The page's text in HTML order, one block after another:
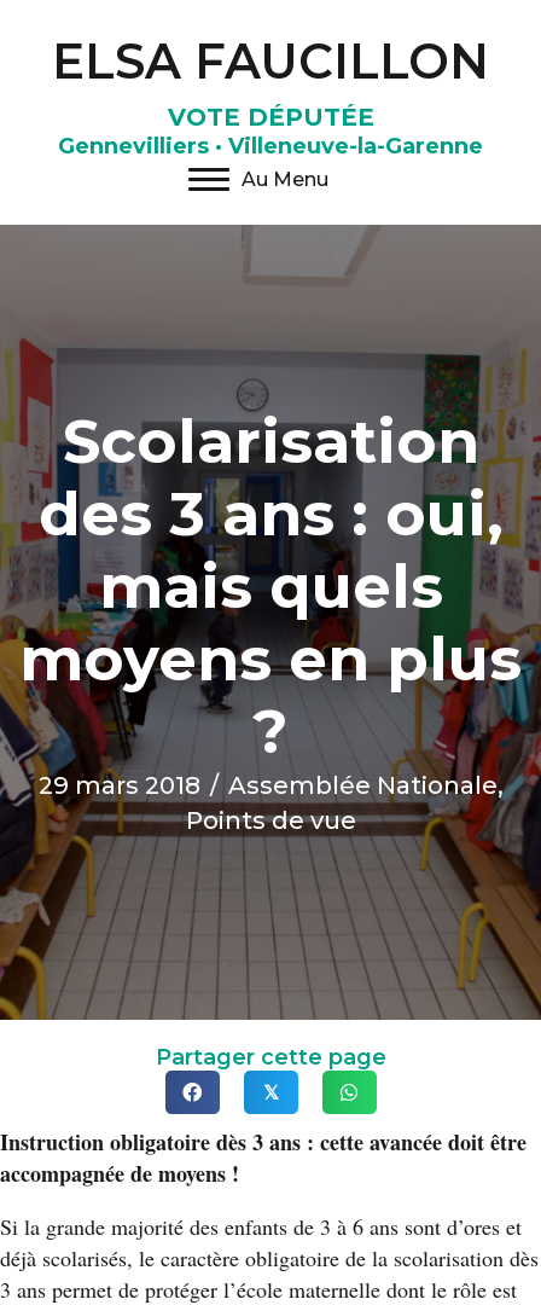
ELSA FAUCILLON
VOTE DÉPUTÉE
Gennevilliers · Villeneuve-la-Garenne
Au Menu
Scolarisation
des 3 ans : oui,
mais quels
moyens en plus
?
29 mars 2018 / Assemblée Nationale,
Points de vue
Partager cette page
𝕏
Instruction obligatoire dès 3 ans : cette avancée doit être
accompagnée de moyens !
Si la grande majorité des enfants de 3 à 6 ans sont d’ores et
déjà scolarisés, le caractère obligatoire de la scolarisation dès
3 ans permet de protéger l’école maternelle dont le rôle est